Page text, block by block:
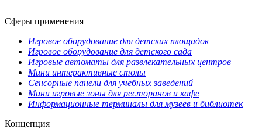
Сферы применения
Игровое оборудование для детских площадок
Игровое оборудование для детского сада
Игровые автоматы для развлекательных центров
Мини интерактивные столы
Сенсорные панели для учебных заведений
Мини игровые зоны для ресторанов и кафе
Информационные терминалы для музеев и библиотек
Концепция